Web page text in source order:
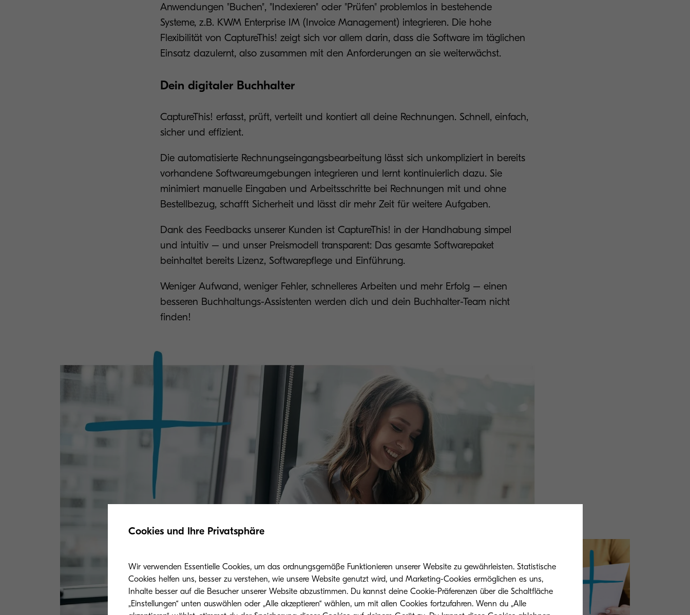
Anwendungen "Buchen", "Indexieren" oder "Prüfen" problemlos in bestehende
Systeme, z.B. KWM Enterprise IM (Invoice Management) integrieren. Die hohe
Flexibilität von CaptureThis! zeigt sich vor allem darin, dass die Software im täglichen
Einsatz dazulernt, also zusammen mit den Anforderungen an sie weiterwächst.
Dein digitaler Buchhalter
CaptureThis! erfasst, prüft, verteilt und kontiert all deine Rechnungen. Schnell, einfach,
sicher und effizient.
Die automatisierte Rechnungseingangsbearbeitung lässt sich unkompliziert in bereits
vorhandene Softwareumgebungen integrieren und lernt kontinuierlich dazu. Sie
minimiert manuelle Eingaben und Arbeitsschritte bei Rechnungen mit und ohne
Bestellbezug, schafft Sicherheit und lässt dir mehr Zeit für weitere Aufgaben.
Dank des Feedbacks unserer Kunden ist CaptureThis! in der Handhabung simpel
und intuitiv – und unser Preismodell transparent: Das gesamte Softwarepaket
beinhaltet bereits Lizenz, Softwarepflege und Einführung.
Weniger Aufwand, weniger Fehler, schnelleres Arbeiten und mehr Erfolg – einen
besseren Buchhaltungs-Assistenten werden dich und dein Buchhalter-Team nicht
finden!
Cookies und Ihre Privatsphäre
Wir verwenden Essentielle Cookies, um das ordnungsgemäße Funktionieren unserer Website zu gewährleisten. Statistische
Cookies helfen uns, besser zu verstehen, wie unsere Website genutzt wird, und Marketing-Cookies ermöglichen es uns,
Inhalte besser auf die Besucher unserer Website abzustimmen. Du kannst deine Cookie-Präferenzen über die Schaltfläche
„Einstellungen“ unten auswählen oder „Alle akzeptieren“ wählen, um mit allen Cookies fortzufahren. Wenn du „Alle